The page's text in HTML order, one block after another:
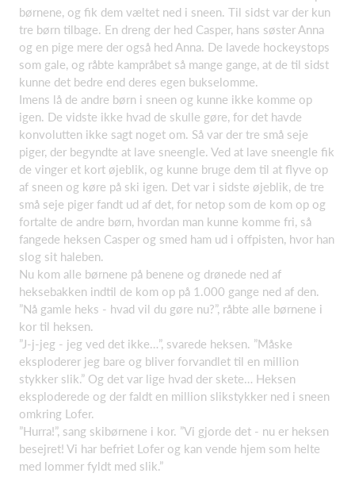
børnene, og fik dem væltet ned i sneen. Til sidst var der kun
tre børn tilbage. En dreng der hed Casper, hans søster Anna
og en pige mere der også hed Anna. De lavede hockeystops
som gale, og råbte kampråbet så mange gange, at de til sidst
kunne det bedre end deres egen bukselomme.
Imens lå de andre børn i sneen og kunne ikke komme op
igen. De vidste ikke hvad de skulle gøre, for det havde
konvolutten ikke sagt noget om. Så var der tre små seje
piger, der begyndte at lave sneengle. Ved at lave sneengle fik
de vinger et kort øjeblik, og kunne bruge dem til at flyve op
af sneen og køre på ski igen. Det var i sidste øjeblik, de tre
små seje piger fandt ud af det, for netop som de kom op og
fortalte de andre børn, hvordan man kunne komme fri, så
fangede heksen Casper og smed ham ud i offpisten, hvor han
slog sit haleben.
Nu kom alle børnene på benene og drønede ned af
heksebakken indtil de kom op på 1.000 gange ned af den.
”Nå gamle heks - hvad vil du gøre nu?”, råbte alle børnene i
kor til heksen.
”J-j-jeg - jeg ved det ikke…”, svarede heksen. ”Måske
eksploderer jeg bare og bliver forvandlet til en million
stykker slik.” Og det var lige hvad der skete… Heksen
eksploderede og der faldt en million slikstykker ned i sneen
omkring Lofer.
”Hurra!”, sang skibørnene i kor. ”Vi gjorde det - nu er heksen
besejret! Vi har befriet Lofer og kan vende hjem som helte
med lommer fyldt med slik.”